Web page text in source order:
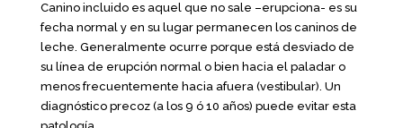
Canino incluido es aquel que no sale –erupciona- es su
fecha normal y en su lugar permanecen los caninos de
leche. Generalmente ocurre porque está desviado de
su línea de erupción normal o bien hacia el paladar o
menos frecuentemente hacia afuera (vestibular). Un
diagnóstico precoz (a los 9 ó 10 años) puede evitar esta